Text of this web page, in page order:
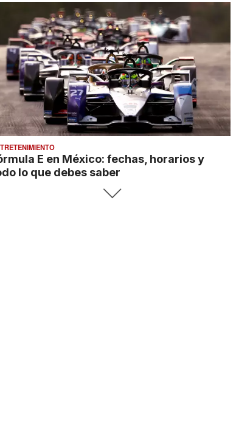
E en México: fechas, horarios y
lo que debes saber